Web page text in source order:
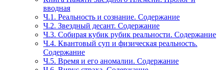
вводная
Ч.1. Реальность и сознание. Содержание
Ч.2. Звездный десант. Содержание
Ч.3. Собирая кубик рубик реальности. Содержание
Ч.4. Квантовый суп и физическая реальность.
Содержание
Ч.5. Время и его аномалии. Содержание